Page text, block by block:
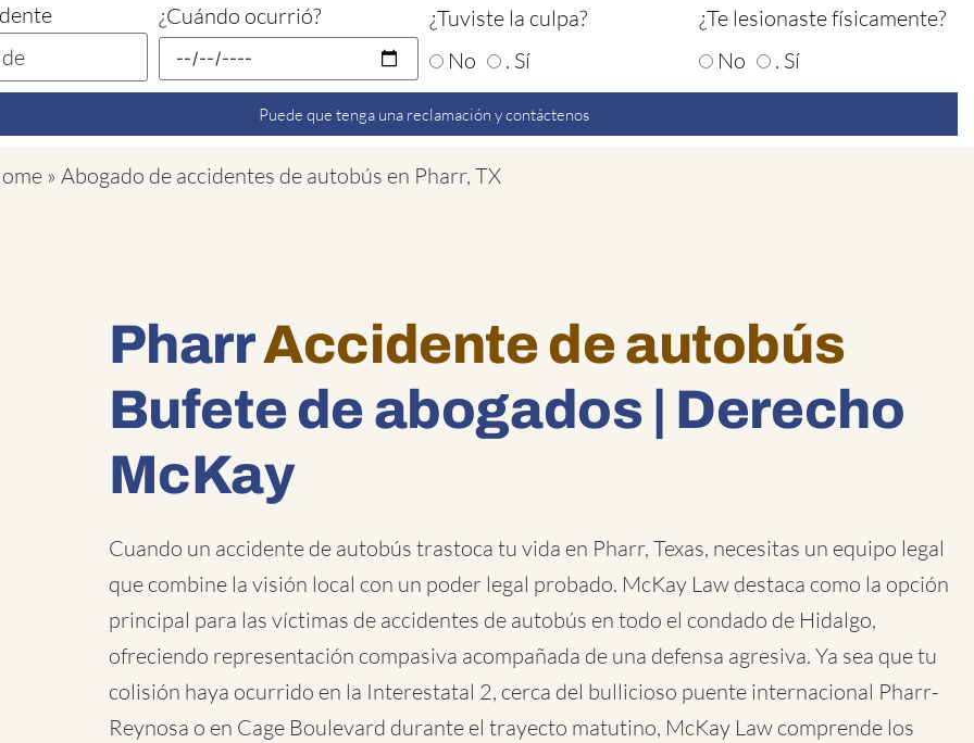
¿Cuándo ocurrió?
¿Tuviste la culpa?
No
. Sí
¿Te lesionaste físicamente?
No
. Sí
Puede que tenga una reclamación y contáctenos
» Abogado de accidentes de autobús en Pharr, TX
PharrAccidente de autobús
Bufete de abogados | Derecho
McKay
Cuando un accidente de autobús trastoca tu vida en Pharr, Texas, necesitas un equipo legal
que combine la visión local con un poder legal probado. McKay Law destaca como la opción
principal para las víctimas de accidentes de autobús en todo el condado de Hidalgo,
ofreciendo representación compasiva acompañada de una defensa agresiva. Ya sea que tu
colisión haya ocurrido en la Interestatal 2, cerca del bullicioso puente internacional Pharr-
Reynosa o en Cage Boulevard durante el trayecto matutino, McKay Law comprende los